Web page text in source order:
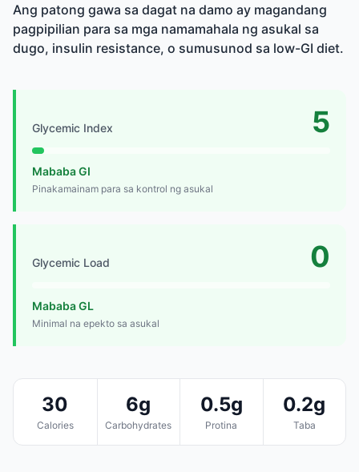
Ang patong gawa sa dagat na damo ay magandang
pagpipilian para sa mga namamahala ng asukal sa
dugo, insulin resistance, o sumusunod sa low-GI diet.
Glycemic Index 5
Mababa GI
Pinakamainam para sa kontrol ng asukal
Glycemic Load 0
Mababa GL
Minimal na epekto sa asukal
30
Calories
6g
Carbohydrates
0.5g
Protina
0.2g
Taba